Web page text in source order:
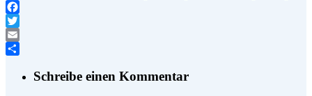
Facebook
Twitter
Email
Schreibe einen Kommentar